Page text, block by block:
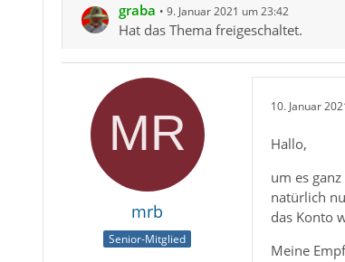
graba 9. Januar 2021 um 23:42
Hat das Thema freigeschaltet.
mrb
Senior-Mitglied
10. Januar
Hallo,
um es
natürlich
das Konto
Meine